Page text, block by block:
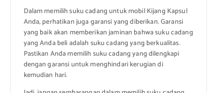
Dalam memilih suku cadang untuk mobil Kijang Kapsul
Anda, perhatikan juga garansi yang diberikan. Garansi
yang baik akan memberikan jaminan bahwa suku cadang
yang Anda beli adalah suku cadang yang berkualitas.
Pastikan Anda memilih suku cadang yang dilengkapi
dengan garansi untuk menghindari kerugian di
kemudian hari.